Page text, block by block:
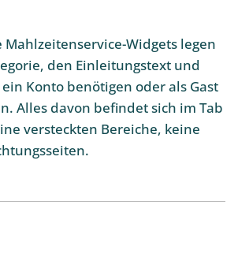
Mahlzeitenservice-Widgets legen
den Einleitungstext und
Konto benötigen oder als Gast
Alles davon befindet sich im Tab
versteckten Bereiche, keine